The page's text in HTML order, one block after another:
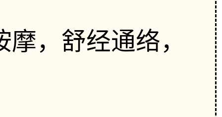
，舒经通络，